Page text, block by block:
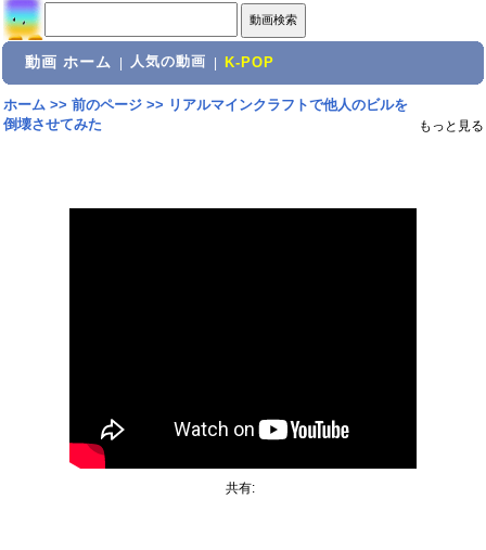
動画 ホーム 人気の動画 K-POP
ホーム>> 前のページ>> リアルマインクラフトで他人のビルを
倒壊させてみた
もっと見る
共有: